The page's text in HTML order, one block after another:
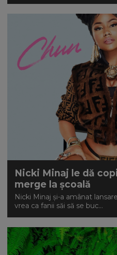
Nicki Minaj le dă
merge la școală
Nicki Minaj și-a amânat
vrea ca fanii săi să se buc...